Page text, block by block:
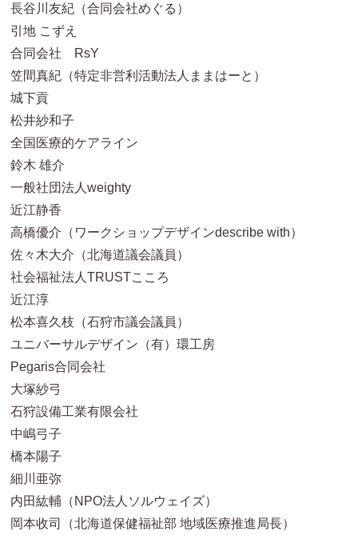
長谷川友紀（合同会社めぐる）
引地 こずえ
合同会社 RsY
笠間真紀（特定非営利活動法人ままはーと）
城下貢
松井紗和子
全国医療的ケアライン
鈴木 雄介
一般社団法人weighty
近江静香
高橋優介（ワークショップデザインdescribe with）
佐々木大介（北海道議会議員）
社会福祉法人TRUSTこころ
近江淳
松本喜久枝（石狩市議会議員）
ユニバーサルデザイン（有）環工房
Pegaris合同会社
大塚紗弓
石狩設備工業有限会社
中嶋弓子
橋本陽子
細川亜弥
内田紘輔（NPO法人ソルウェイズ）
岡本收司（北海道保健福祉部 地域医療推進局長）